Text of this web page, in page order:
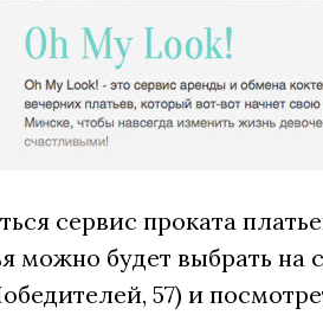
сервис проката
можно будет выбрать на
57) и